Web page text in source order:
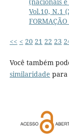
Vol.10, N.1
<< < 20 21 22 23
Você também
similaridade para